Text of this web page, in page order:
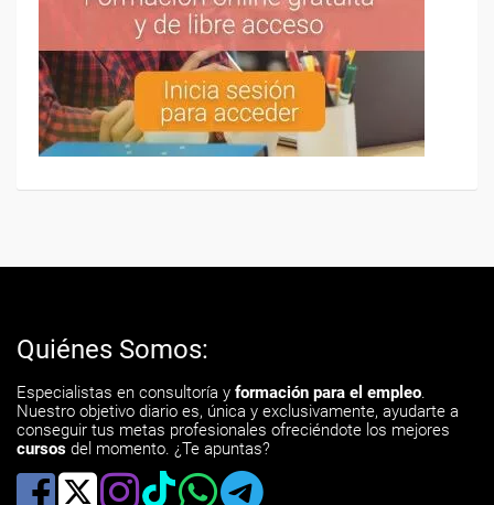
Quiénes Somos:
Especialistas en consultoría y formación para el empleo.
Nuestro objetivo diario es, única y exclusivamente, ayudarte a
conseguir tus metas profesionales ofreciéndote los mejores
cursos del momento. ¿Te apuntas?